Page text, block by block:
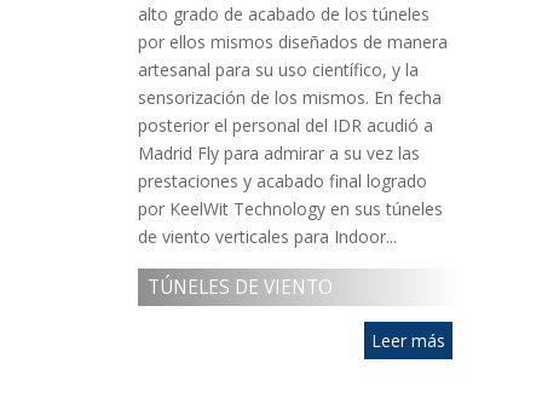
alto grado de acabado de los túneles
por ellos mismos diseñados de manera
artesanal para su uso científico, y la
sensorización de los mismos. En fecha
posterior el personal del IDR acudió a
Madrid Fly para admirar a su vez las
prestaciones y acabado final logrado
por KeelWit Technology en sus túneles
de viento verticales para Indoor...
TÚNELES DE VIENTO
Leer más